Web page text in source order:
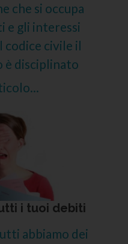
che si occupa
e gli interessi
civile il
disciplinato
i tuoi debiti
abbiamo dei